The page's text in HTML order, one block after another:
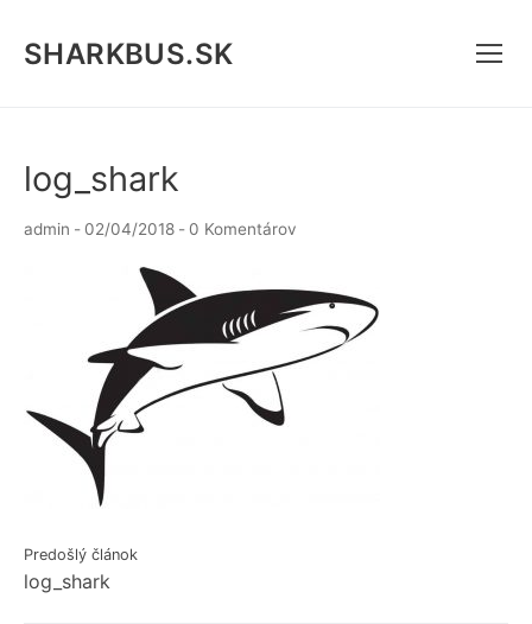
SHARKBUS.SK
log_shark
admin - 02/04/2018 - 0 Komentárov
Navigácia
v
Predošlý článok
log_shark